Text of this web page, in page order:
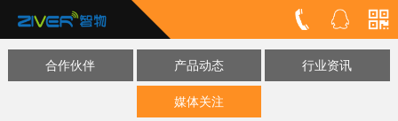
合作伙伴 产品动态 行业资讯
媒体关注